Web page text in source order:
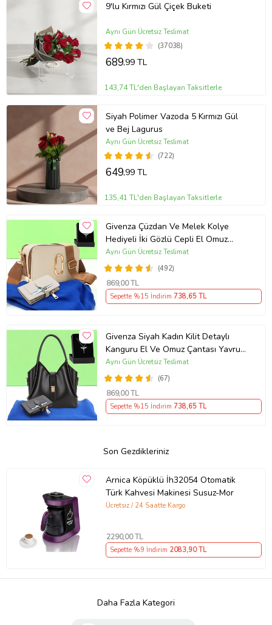
9'lu Kırmızı Gül Çiçek Buketi
(37038)
Aynı Gün Ücretsiz Teslimat
689,99 TL
143,74 TL'den Başlayan Taksitlerle
Siyah Polimer Vazoda 5 Kırmızı Gül
ve Bej Lagurus
(722)
Aynı Gün Ücretsiz Teslimat
649,99 TL
135,41 TL'den Başlayan Taksitlerle
Givenza Çüzdan Ve Melek Kolye
Hediyeli İki Gözlü Cepli El Omuz
Çanta (Krem)
(492)
Aynı Gün Ücretsiz Teslimat
869,00 TL
Sepette %15 İndirim 738,65 TL
Givenza Siyah Kadın Kilit Detaylı
Kanguru El Ve Omuz Çantası Yavru
Çantalı Cüzdan Ve Kolye Hediyeli
(67)
Aynı Gün Ücretsiz Teslimat
869,00 TL
Sepette %15 İndirim 738,65 TL
Son Gezdikleriniz
Arnica Köpüklü İh32054 Otomatik
Türk Kahvesi Makinesi Susuz-Mor
Ücretsiz / 24 Saatte Kargo
2290,00 TL
Sepette %9 İndirim 2083,90 TL
Daha Fazla Kategori